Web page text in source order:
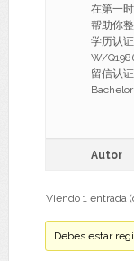
在第一
帮助你
学历认
W/
留信认
Autor
Viendo 1 entrada
Debes estar